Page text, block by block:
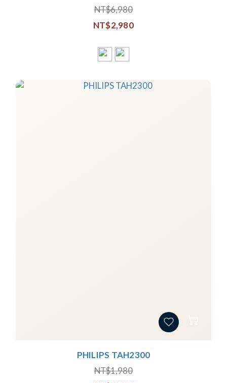
NT$6,980
NT$2,980
PHILIPS TAH2300
NT$1,980